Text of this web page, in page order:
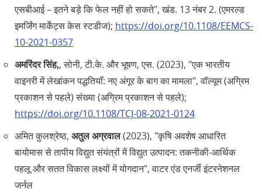
एसबीआई – इतने बड़े कि फेल नहीं हो सकते", खंड. 13 नंबर 2. (एमरल्ड
इमर्जिंग मार्केट्स केस स्टडीज); https://doi.org/10.1108/EEMCS-
10-2021-0357
अमरिंदर सिंह,, सोनी, टी.के. और भूषण, एस. (2023), "एक भारतीय
वाइनरी में लेखांकन पद्धतियाँ: नए अंगूर के बाग का मामला", वॉल्यूम (अग्रिम
प्रकाशन से पहले) संख्या (अग्रिम प्रकाशन से पहले);
https://doi.org/10.1108/TCJ-08-2021-0124
अमित कुलश्रेष्ठ, अतुल अग्रवाल(2023), "कृषि अवशेष आधारित
बायोमास से तापीय विद्युत संयंत्रों में विद्युत उत्पादन: तकनीकी-आर्थिक
पहलू और सतत विकास लक्ष्यों में योगदान", वाटर एंड एनर्जी इंटरनेशनल
जर्नल